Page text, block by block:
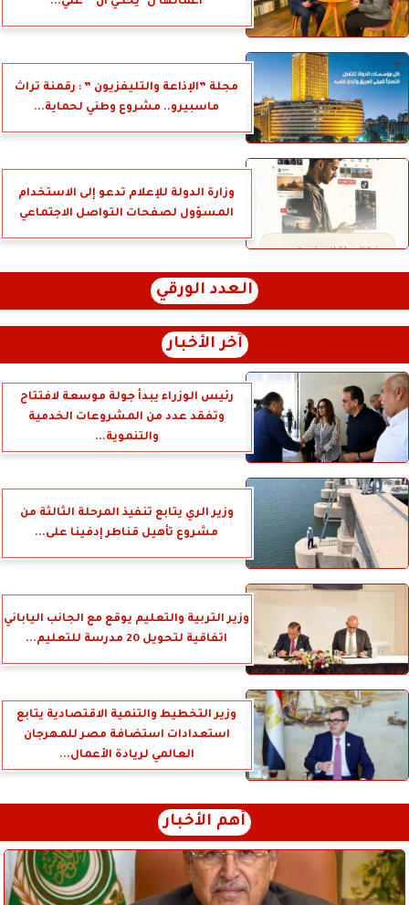
مجلة ”الإذاعة والتليفزيون ” : رقمنة تراث
ماسبيرو.. مشروع وطني لحماية...
وزارة الدولة للإعلام تدعو إلى الاستخدام
المسؤول لصفحات التواصل الاجتماعي
العدد الورقي
آخر الأخبار
رئيس الوزراء يبدأ جولة موسعة لافتتاح
وتفقد عدد من المشروعات الخدمية
والتنموية...
وزير الري يتابع تنفيذ المرحلة الثالثة من
مشروع تأهيل قناطر إدفينا على...
وزير التربية والتعليم يوقع مع الجانب الياباني
اتفاقية لتحويل 20 مدرسة للتعليم...
وزير التخطيط والتنمية الاقتصادية يتابع
استعدادات استضافة مصر للمهرجان
العالمي لريادة الأعمال...
أهم الأخبار